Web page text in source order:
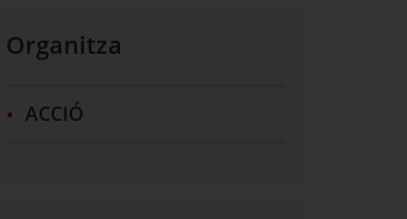
Organitza
ACCIÓ